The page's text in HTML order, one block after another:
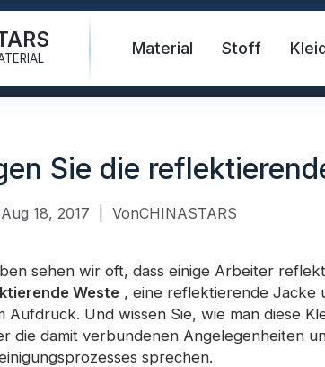
Material Stoff
Stoff
und -
Reflektierender Stoff
Sie die
Aug 18, 2017 VonCHINASTARS
sehen wir oft, dass einige Arbeiter
Weste , eine reflektierende Jacke
Aufdruck. Und wissen Sie, wie man diese
die damit verbundenen Angelegenheiten
sprechen.